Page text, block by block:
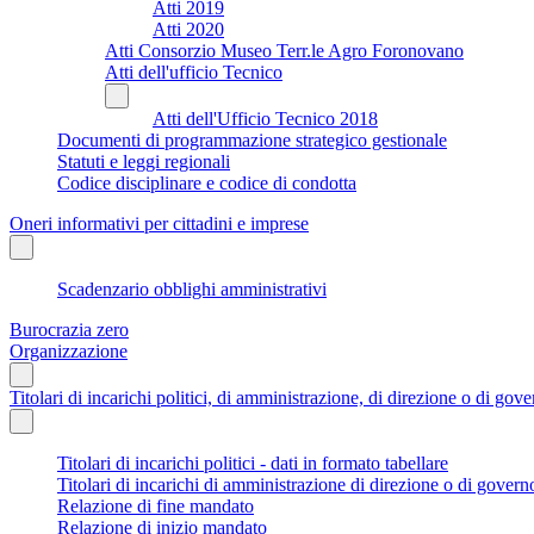
Atti 2019
Atti 2020
Atti Consorzio Museo Terr.le Agro Foronovano
Atti dell'ufficio Tecnico
Atti dell'Ufficio Tecnico 2018
Documenti di programmazione strategico gestionale
Statuti e leggi regionali
Codice disciplinare e codice di condotta
Oneri informativi per cittadini e imprese
Scadenzario obblighi amministrativi
Burocrazia zero
Organizzazione
Titolari di incarichi politici, di amministrazione, di direzione o di
Titolari di incarichi politici - dati in formato tabellare
Titolari di incarichi di amministrazione di direzione o di
Relazione di fine mandato
Relazione di inizio mandato